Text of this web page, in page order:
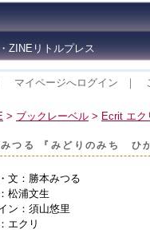
ZINEリトルプレス
マイページへログイン ｜
> ブックレーベル > Ecrit エク
みつる 『みどりのみち ひ
文：勝本みつる
松浦文生
ン：須山悠里
エクリ